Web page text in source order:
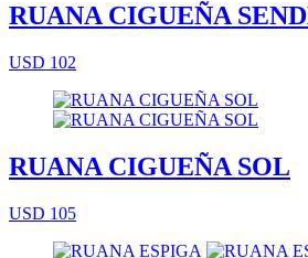
RUANA CIGUEÑA
USD 102
RUANA CIGUEÑA SOL
USD 105